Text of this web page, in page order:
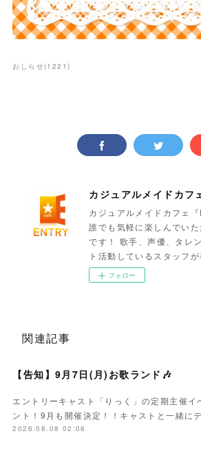
おしらせ(1221 )
カジュアルメイドカフェ
誰でも気軽に楽しんでい
です！ 歌手、声優、タレ
ト活動しているスタッフ
フォロー
関連記事
【告知】9月7日(月)お歌ランド🎶
エントリーキャスト「りっく」の定期主催イ
ント！9月も開催決定！！キャストと一緒に
2026.08.08 02:06